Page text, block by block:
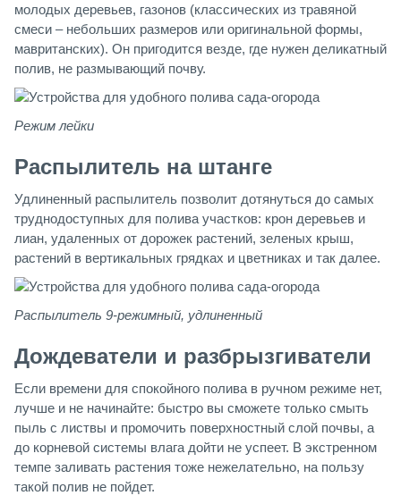
молодых деревьев, газонов (классических из травяной
смеси – небольших размеров или оригинальной формы,
мавританских). Он пригодится везде, где нужен деликатный
полив, не размывающий почву.
Режим лейки
Распылитель на штанге
Удлиненный распылитель позволит дотянуться до самых
труднодоступных для полива участков: крон деревьев и
лиан, удаленных от дорожек растений, зеленых крыш,
растений в вертикальных грядках и цветниках и так далее.
Распылитель 9-режимный, удлиненный
Дождеватели и разбрызгиватели
Если времени для спокойного полива в ручном режиме нет,
лучше и не начинайте: быстро вы сможете только смыть
пыль с листвы и промочить поверхностный слой почвы, а
до корневой системы влага дойти не успеет. В экстренном
темпе заливать растения тоже нежелательно, на пользу
такой полив не пойдет.